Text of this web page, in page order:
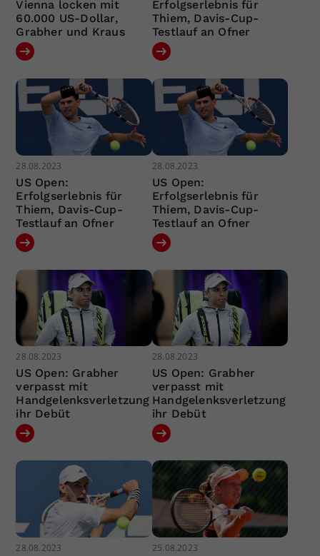
Vienna locken mit
60.000 US-Dollar,
Grabher und Kraus
Erfolgserlebnis für
Thiem, Davis-Cup-
Testlauf an Ofner
28.08.2023
US Open:
Erfolgserlebnis für
Thiem, Davis-Cup-
Testlauf an Ofner
28.08.2023
US Open:
Erfolgserlebnis für
Thiem, Davis-Cup-
Testlauf an Ofner
28.08.2023
US Open: Grabher
verpasst mit
Handgelenksverletzung
ihr Debüt
28.08.2023
US Open: Grabher
verpasst mit
Handgelenksverletzung
ihr Debüt
28.08.2023 25.08.2023